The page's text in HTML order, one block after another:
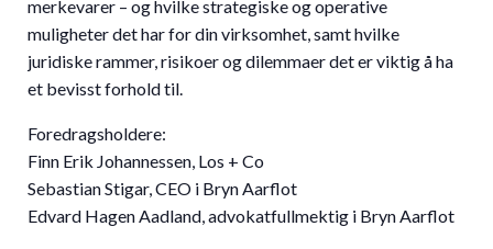
merkevarer – og hvilke strategiske og operative
muligheter det har for din virksomhet, samt hvilke
juridiske rammer, risikoer og dilemmaer det er viktig å ha
et bevisst forhold til.
Foredragsholdere:
Finn Erik Johannessen, Los + Co
Sebastian Stigar, CEO i Bryn Aarflot
Edvard Hagen Aadland, advokatfullmektig i Bryn Aarflot